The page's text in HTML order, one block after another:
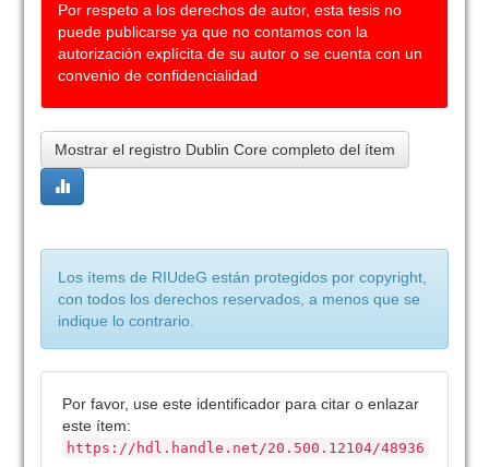
Por respeto a los derechos de autor, esta tesis no
puede publicarse ya que no contamos con la
autorización explícita de su autor o se cuenta con un
convenio de confidencialidad
Mostrar el registro Dublin Core completo del ítem
Los ítems de RIUdeG están protegidos por copyright,
con todos los derechos reservados, a menos que se
indique lo contrario.
Por favor, use este identificador para citar o enlazar
este ítem:
https://hdl.handle.net/20.500.12104/48936